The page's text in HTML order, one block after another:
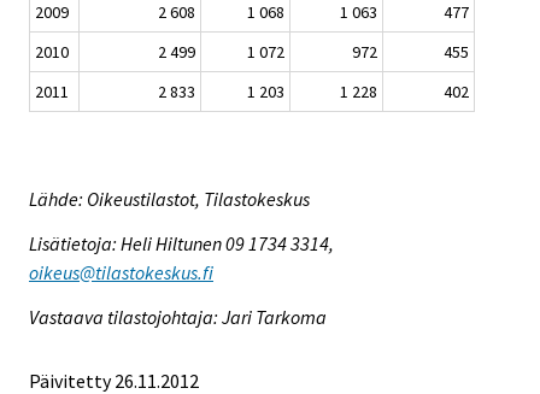
2009
2 608 1 068 1 063
477
2010
2 499 1 072 972
455
2011
2 833 1 203 1 228 402
Lähde: Oikeustilastot, Tilastokeskus
Lisätietoja: Heli Hiltunen 09 1734 3314,
oikeus@tilastokeskus.fi
Vastaava tilastojohtaja: Jari Tarkoma
Päivitetty 26.11.2012